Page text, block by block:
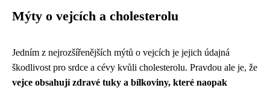
Mýty o vejcích a cholesterolu
Jedním z nejrozšířenějších mýtů o vejcích je jejich údajná
škodlivost pro srdce a cévy kvůli cholesterolu. Pravdou ale je, že
vejce obsahují zdravé tuky a bílkoviny, které naopak